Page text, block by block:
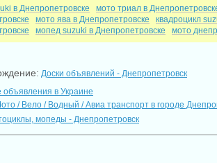
в Днепропетровске
мото триал в
мото ява в Днепропетровске
квадроцикл
мопед suzuki в Днепропетровске мото
Доски объявлений - Днепропетровск
объявления в Украине
/ Вело / Водный / Авиа транспорт в городе
мопеды - Днепропетровск